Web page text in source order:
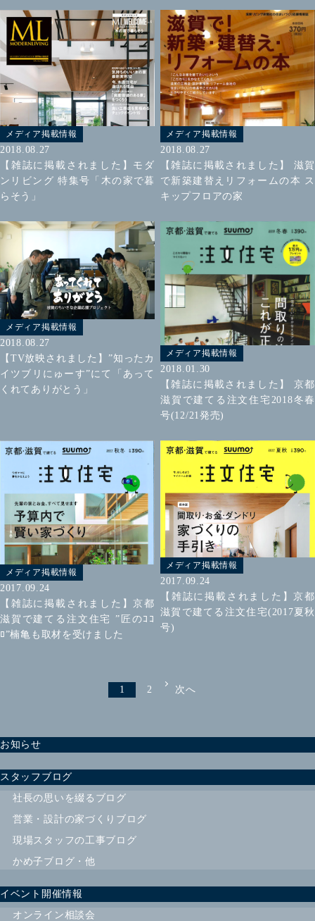
メディア掲載情報
2018.08.27
【雑誌に掲載されました】モダ
ンリビング 特集号「木の家で暮
らそう」
メディア掲載情報
2018.08.27
【雑誌に掲載されました】 滋賀
で新築建替えリフォームの本 ス
キップフロアの家
メディア掲載情報
2018.08.27
【TV放映されました】”知ったカ
イツブリにゅーす”にて「あって
くれてありがとう」
メディア掲載情報
2018.01.30
【雑誌に掲載されました】 京都
滋賀で建てる注文住宅2018冬春
号(12/21発売)
メディア掲載情報
2017.09.24
【雑誌に掲載されました】京都
滋賀で建てる注文住宅 ”匠のｺｺ
ﾛ”楠亀も取材を受けました
メディア掲載情報
2017.09.24
【雑誌に掲載されました】京都
滋賀で建てる注文住宅(2017夏秋
号)
1 2 次へ
お知らせ
スタッフブログ
社長の思いを綴るブログ
営業・設計の家づくりブログ
現場スタッフの工事ブログ
かめ子ブログ・他
イベント開催情報
オンライン相談会